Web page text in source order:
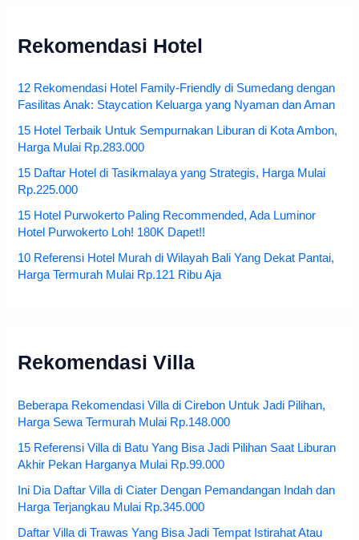
Rekomendasi Hotel
12 Rekomendasi Hotel Family-Friendly di Sumedang dengan
Fasilitas Anak: Staycation Keluarga yang Nyaman dan Aman
15 Hotel Terbaik Untuk Sempurnakan Liburan di Kota Ambon,
Harga Mulai Rp.283.000
15 Daftar Hotel di Tasikmalaya yang Strategis, Harga Mulai
Rp.225.000
15 Hotel Purwokerto Paling Recommended, Ada Luminor
Hotel Purwokerto Loh! 180K Dapet!!
10 Referensi Hotel Murah di Wilayah Bali Yang Dekat Pantai,
Harga Termurah Mulai Rp.121 Ribu Aja
Rekomendasi Villa
Beberapa Rekomendasi Villa di Cirebon Untuk Jadi Pilihan,
Harga Sewa Termurah Mulai Rp.148.000
15 Referensi Villa di Batu Yang Bisa Jadi Pilihan Saat Liburan
Akhir Pekan Harganya Mulai Rp.99.000
Ini Dia Daftar Villa di Ciater Dengan Pemandangan Indah dan
Harga Terjangkau Mulai Rp.345.000
Daftar Villa di Trawas Yang Bisa Jadi Tempat Istirahat Atau